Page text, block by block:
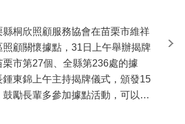
縣桐欣照顧服務協會在苗栗市維祥
照顧關懷據點，31日上午舉辦揭牌
栗市第27個、全縣第236處的據
鍾東錦上午主持揭牌儀式，頒發15
勵長輩多參加據點活動，可以更
苗